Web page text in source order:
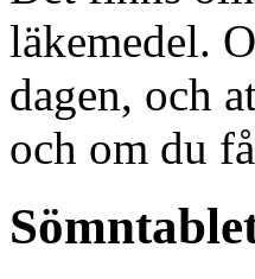
läkemedel.
dagen, och
och om du